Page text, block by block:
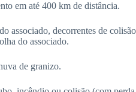
em até 400 km de distância.
associado, decorrentes de colisão
do associado.
de granizo.